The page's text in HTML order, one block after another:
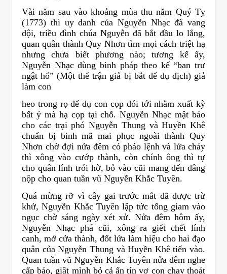
Vài năm sau vào khoảng mùa thu năm Quý Tỵ
(1773) thì uy danh của Nguyễn Nhạc đã vang
dội, triều đình chúa Nguyễn đã bắt đầu lo lắng,
quan quân thành Quy Nhơn tìm mọi cách triệt hạ
nhưng chưa biết phương nào; tương kế ấy,
Nguyễn Nhạc dùng binh pháp theo kế “ban trư
ngật hổ” (Một thế trận giả bị bắt để dụ địch) giả
làm con
heo trong rọ để dụ con cọp đói tới nhằm xuất kỳ
bất ý mà hạ cọp tại chỗ. Nguyễn Nhạc mật báo
cho các trại phó Nguyễn Thung và Huyền Khê
chuẩn bị binh mã mai phục ngoài thành Quy
Nhơn chờ đợi nửa đêm có pháo lệnh và lửa cháy
thì xông vào cướp thành, còn chính ông thì tự
cho quân lính trói hờ, bỏ vào cũi mang đến dâng
nộp cho quan tuần vũ Nguyễn Khắc Tuyên.
Quá mừng rỡ vì cây gai trước mắt đã được trừ
khử, Nguyễn Khắc Tuyên lập tức tống giam vào
ngục chờ sáng ngày xét xử. Nửa đêm hôm ấy,
Nguyễn Nhạc phá cũi, xông ra giết chết lính
canh, mở cửa thành, đốt lửa làm hiệu cho hai đạo
quân của Nguyễn Thung và Huyền Khê tiến vào.
Quan tuần vũ Nguyễn Khắc Tuyên nửa đêm nghe
cấp báo, giật mình bỏ cả ấn tín vợ con chạy thoát